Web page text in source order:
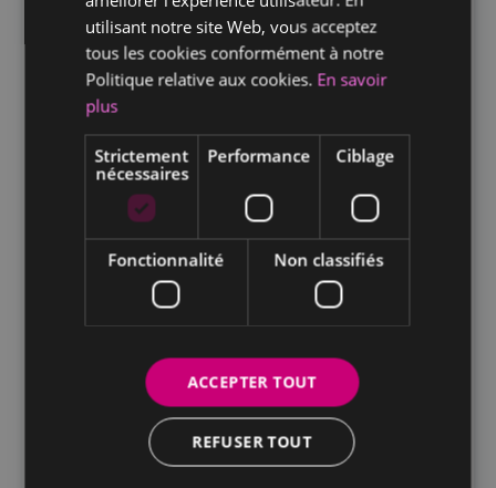
que votre barman.aid devra accomplir.
Recrutement barman.aid :
comment procéder ?
Le recrutement d’un barman.aid se fait en
plusieurs étapes :
rédaction de l’offre d’emploi ;
diffusion de l’offre ;
présélection des candidats ;
choix du candidat ;
préparation du contrat ;
utilisant notre site Web, vous acceptez
tous les cookies conformément à notre
Politique relative aux cookies. En savoir
plus
Strictement
nécessaires
Performance Ciblage
Fonctionnalité Non classifiés
ACCEPTER TOUT
REFUSER TOUT